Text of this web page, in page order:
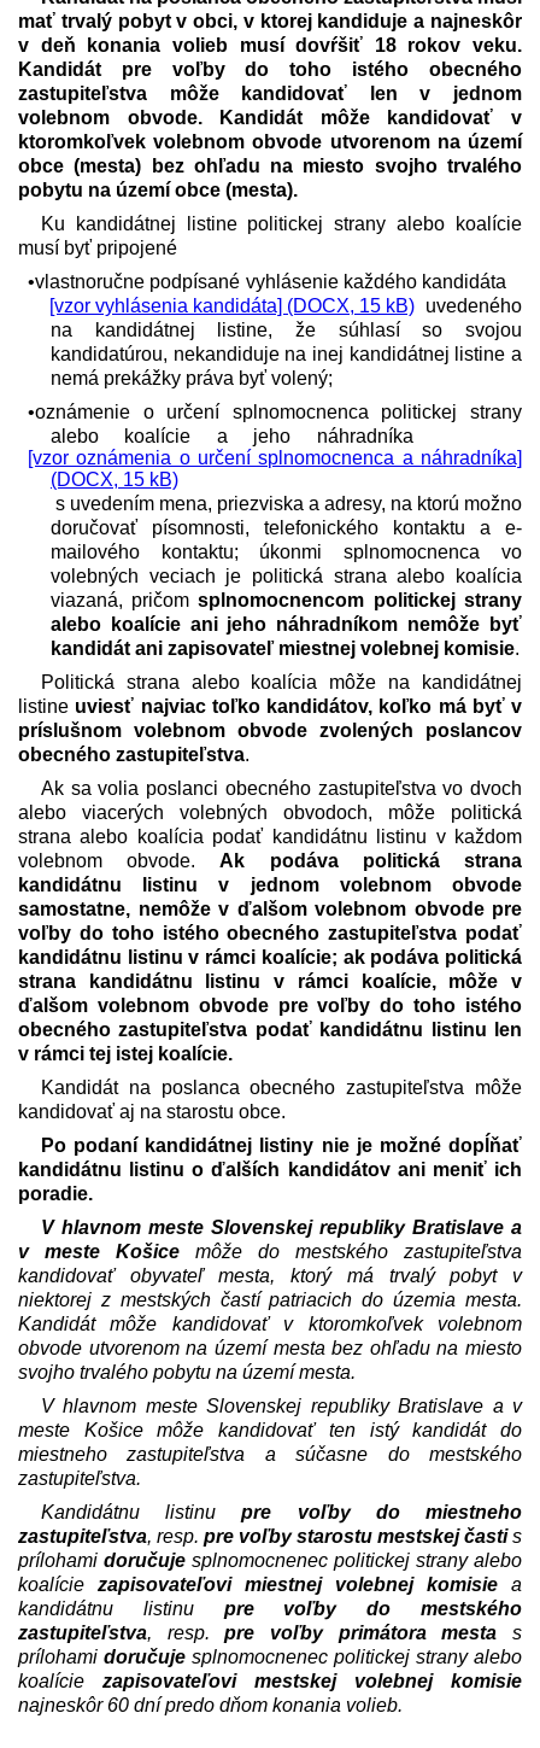
mať trvalý pobyt v obci, v ktorej kandiduje a najneskôr
v deň konania volieb musí dovŕšiť 18 rokov veku.
Kandidát pre voľby do toho istého obecného
zastupiteľstva môže kandidovať len v jednom
volebnom obvode. Kandidát môže kandidovať v
ktoromkoľvek volebnom obvode utvorenom na území
obce (mesta) bez ohľadu na miesto svojho trvalého
pobytu na území obce (mesta).
Ku kandidátnej listine politickej strany alebo koalície
musí byť pripojené
•vlastnoručne podpísané vyhlásenie každého kandidáta
[vzor vyhlásenia kandidáta] (DOCX, 15 kB) uvedeného
na kandidátnej listine, že súhlasí so svojou
kandidatúrou, nekandiduje na inej kandidátnej listine a
nemá prekážky práva byť volený;
•oznámenie o určení splnomocnenca politickej strany
alebo koalície a jeho náhradníka
[vzor oznámenia o určení splnomocnenca a náhradníka]
(DOCX, 15 kB)
s uvedením mena, priezviska a adresy, na ktorú možno
doručovať písomnosti, telefonického kontaktu a e-
mailového kontaktu; úkonmi splnomocnenca vo
volebných veciach je politická strana alebo koalícia
viazaná, pričomsplnomocnencom politickej strany
alebo koalície ani jeho náhradníkom nemôže byť
kandidát ani zapisovateľ miestnej volebnej komisie.
Politická strana alebo koalícia môže na kandidátnej
listine uviesť najviac toľko kandidátov, koľko má byť v
príslušnom volebnom obvode zvolených poslancov
obecného zastupiteľstva.
Ak sa volia poslanci obecného zastupiteľstva vo dvoch
alebo viacerých volebných obvodoch, môže politická
strana alebo koalícia podať kandidátnu listinu v každom
volebnom obvode.Ak podáva politická strana
kandidátnu listinu v jednom volebnom obvode
samostatne, nemôže v ďalšom volebnom obvode pre
voľby do toho istého obecného zastupiteľstva podať
kandidátnu listinu v rámci koalície; ak podáva politická
strana kandidátnu listinu v rámci koalície, môže v
ďalšom volebnom obvode pre voľby do toho istého
obecného zastupiteľstva podať kandidátnu listinu len
v rámci tej istej koalície.
Kandidát na poslanca obecného zastupiteľstva môže
kandidovať aj na starostu obce.
Po podaní kandidátnej listiny nie je možné dopĺňať
kandidátnu listinu o ďalších kandidátov ani meniť ich
poradie.
V hlavnom meste Slovenskej republiky Bratislave a
v meste Košice môže do mestského zastupiteľstva
kandidovať obyvateľ mesta, ktorý má trvalý pobyt v
niektorej z mestských častí patriacich do územia mesta.
Kandidát môže kandidovať v ktoromkoľvek volebnom
obvode utvorenom na území mesta bez ohľadu na miesto
svojho trvalého pobytu na území mesta.
V hlavnom meste Slovenskej republiky Bratislave a v
meste Košice môže kandidovať ten istý kandidát do
miestneho zastupiteľstva a súčasne do mestského
zastupiteľstva.
Kandidátnu listinupre voľby do miestneho
zastupiteľstva, resp. pre voľby starostu mestskej častis
prílohami doručuje splnomocnenec politickej strany alebo
koalície zapisovateľovi miestnej volebnej komisie a
kandidátnu listinu pre voľby do mestského
zastupiteľstva, resp.pre voľby primátora mesta s
prílohami doručuje splnomocnenec politickej strany alebo
koalície zapisovateľovi mestskej volebnej komisie
najneskôr 60 dní predo dňom konania volieb.